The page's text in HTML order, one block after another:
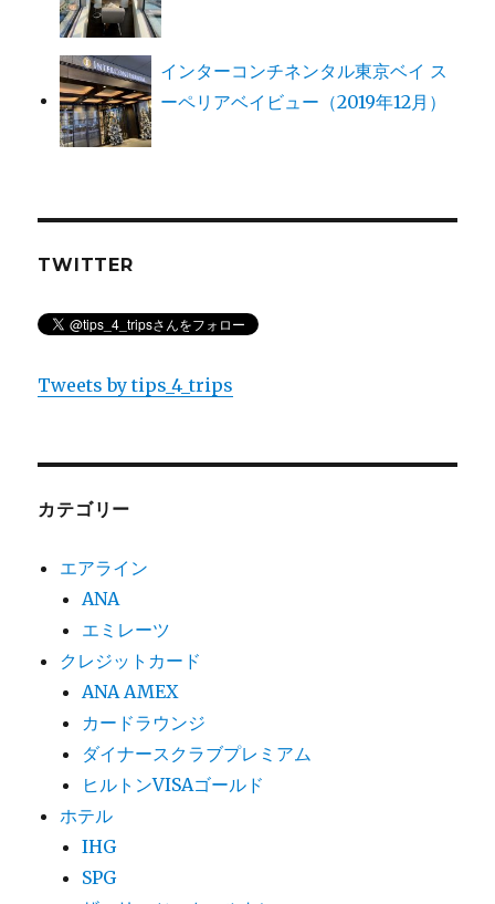
インターコンチネンタル東京ベイ ス
ーペリアベイビュー（2019年12月）
TWITTER
Tweets by tips_4_trips
カテゴリー
エアライン
ANA
エミレーツ
クレジットカード
ANA AMEX
カードラウンジ
ダイナースクラブプレミアム
ヒルトンVISAゴールド
ホテル
IHG
SPG